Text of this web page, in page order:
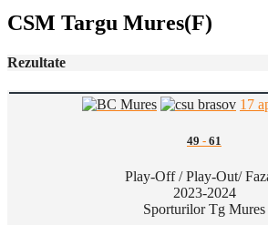
CSM Targu Mures(F)
Rezultate
17
49 - 61
Play-Off / Play-Out/
2023-2024
Sporturilor Tg Mures